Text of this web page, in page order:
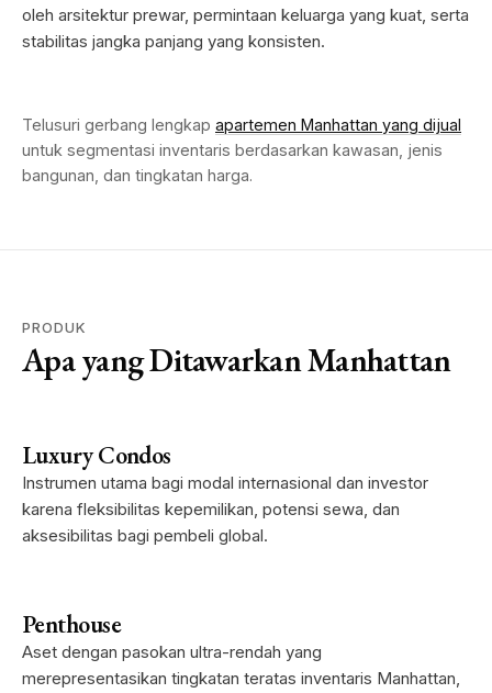
oleh arsitektur prewar, permintaan keluarga yang kuat, serta
stabilitas jangka panjang yang konsisten.
Telusuri gerbang lengkap apartemen Manhattan yang dijual
untuk segmentasi inventaris berdasarkan kawasan, jenis
bangunan, dan tingkatan harga.
PRODUK
Apa yang Ditawarkan Manhattan
Luxury Condos
Instrumen utama bagi modal internasional dan investor
karena fleksibilitas kepemilikan, potensi sewa, dan
aksesibilitas bagi pembeli global.
Penthouse
Aset dengan pasokan ultra-rendah yang
merepresentasikan tingkatan teratas inventaris Manhattan,